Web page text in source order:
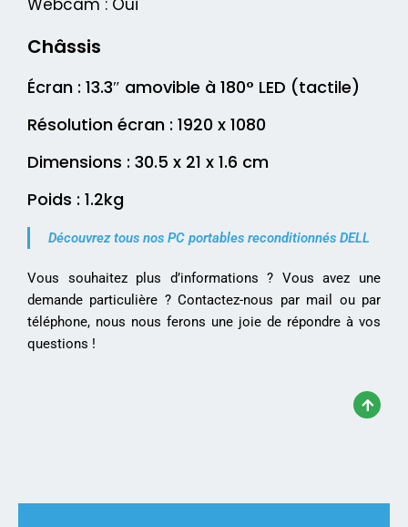
Webcam : Oui
Châssis
Écran : 13.3″ amovible à 180° LED (tactile)
Résolution écran : 1920 x 1080
Dimensions : 30.5 x 21 x 1.6 cm
Poids : 1.2kg
Découvrez tous nos PC portables reconditionnés DELL
Vous souhaitez plus d’informations ? Vous avez une
demande particulière ? Contactez-nous par mail ou par
téléphone, nous nous ferons une joie de répondre à vos
questions !